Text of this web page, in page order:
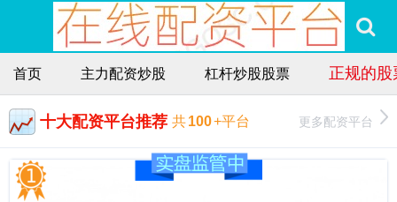
首页 主力配资炒股 杠杆炒股股票 正规的
十大配资平台推荐 共100+平台 更多配资平台